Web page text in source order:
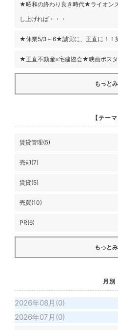
★昭和の終わり良き時代★ライオン
し上げれば・・・
★休業5/3～6★誠実に、正直に！！
★正直不動産×宅建協会★映画ポス
もっと
【テーマ
賃貸管理(5)
売却(7)
賃貸(5)
売買(10)
PR(6)
もっと
月別
2026年08月(0)
2026年07月(0)